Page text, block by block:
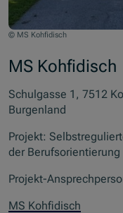
© MS Kohfidisch
MS Kohfidisch
Schulgasse 1, 7512
Burgenland
Projekt:
der Berufsorientierung
Projekt-
MS Kohfidisch